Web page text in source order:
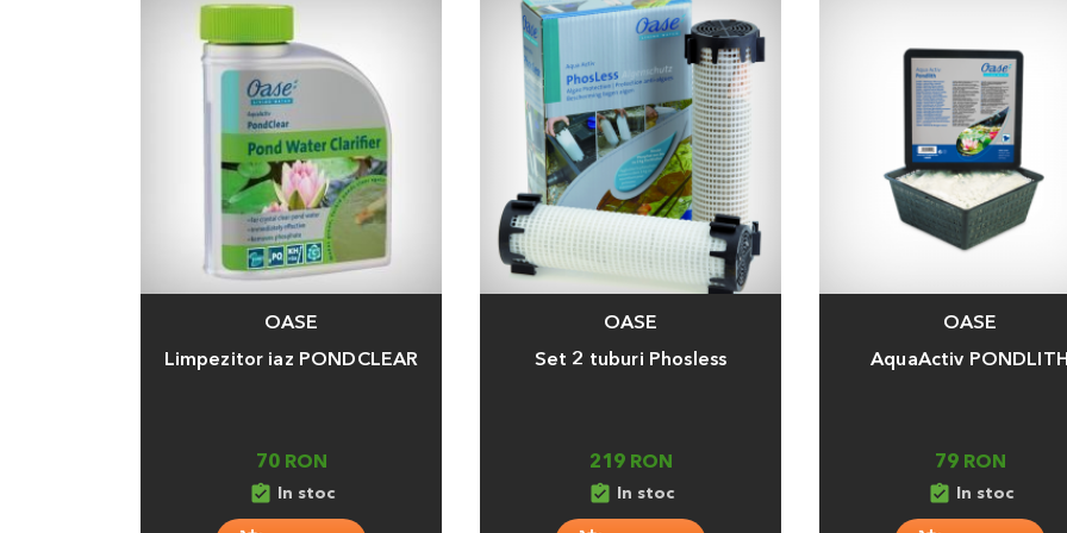
OASE
Limpezitor iaz PONDCLEAR
70 RON
assignment_turned_in In stoc
OASE
Set 2 tuburi Phosless
219 RON
assignment_turned_in In stoc
OASE
AquaActiv PONDLITH
79 RON
assignment_turned_in In stoc